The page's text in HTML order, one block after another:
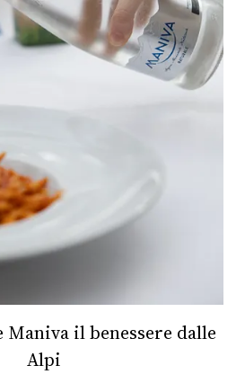
il benessere dalle
Alpi